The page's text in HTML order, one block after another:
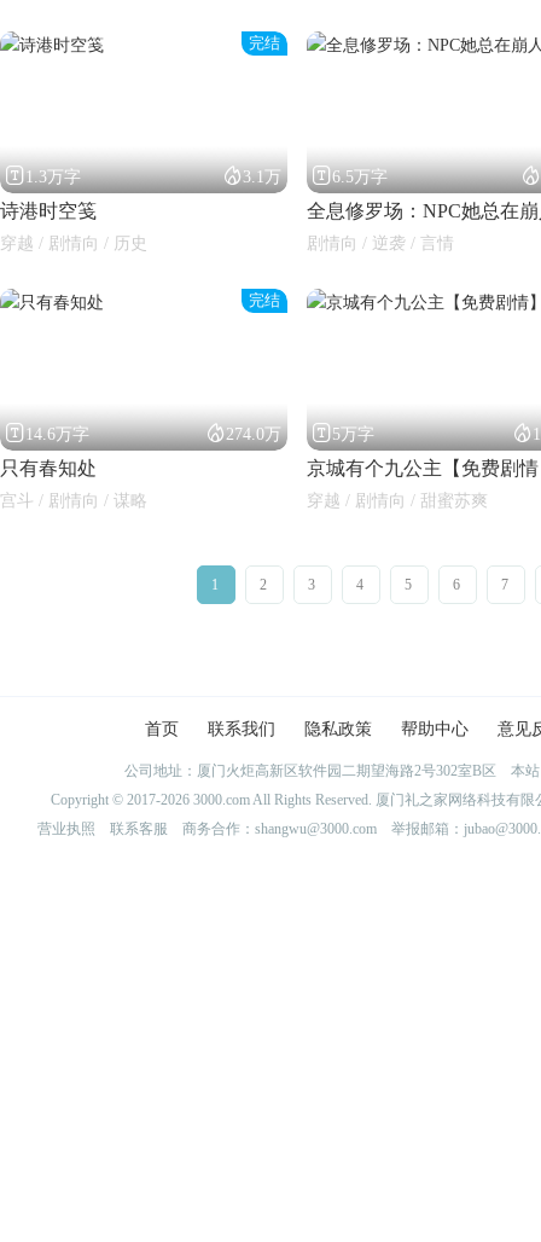
完结
1.3万字 3.1万
诗港时空笺
穿越 / 剧情向 / 历史
6.5万字 
全息修罗场：NPC她总在
剧情向 / 逆袭 / 言情
完结
14.6万字 274.0万
只有春知处
宫斗 / 剧情向 / 谋略
5万字 
京城有个九公主【免费剧
穿越 / 剧情向 / 甜蜜苏爽
1 2 3 4 5 6 7
首页 联系我们 隐私政策 帮助中心 意见
公司地址：厦门火炬高新区软件园二期望海路2号302室B区 本
Copyright © 2017-2026 3000.com All Rights Reserved. 厦门礼之家网络科技
营业执照
联系客服 商务合作：shangwu@3000.com 举报邮箱：